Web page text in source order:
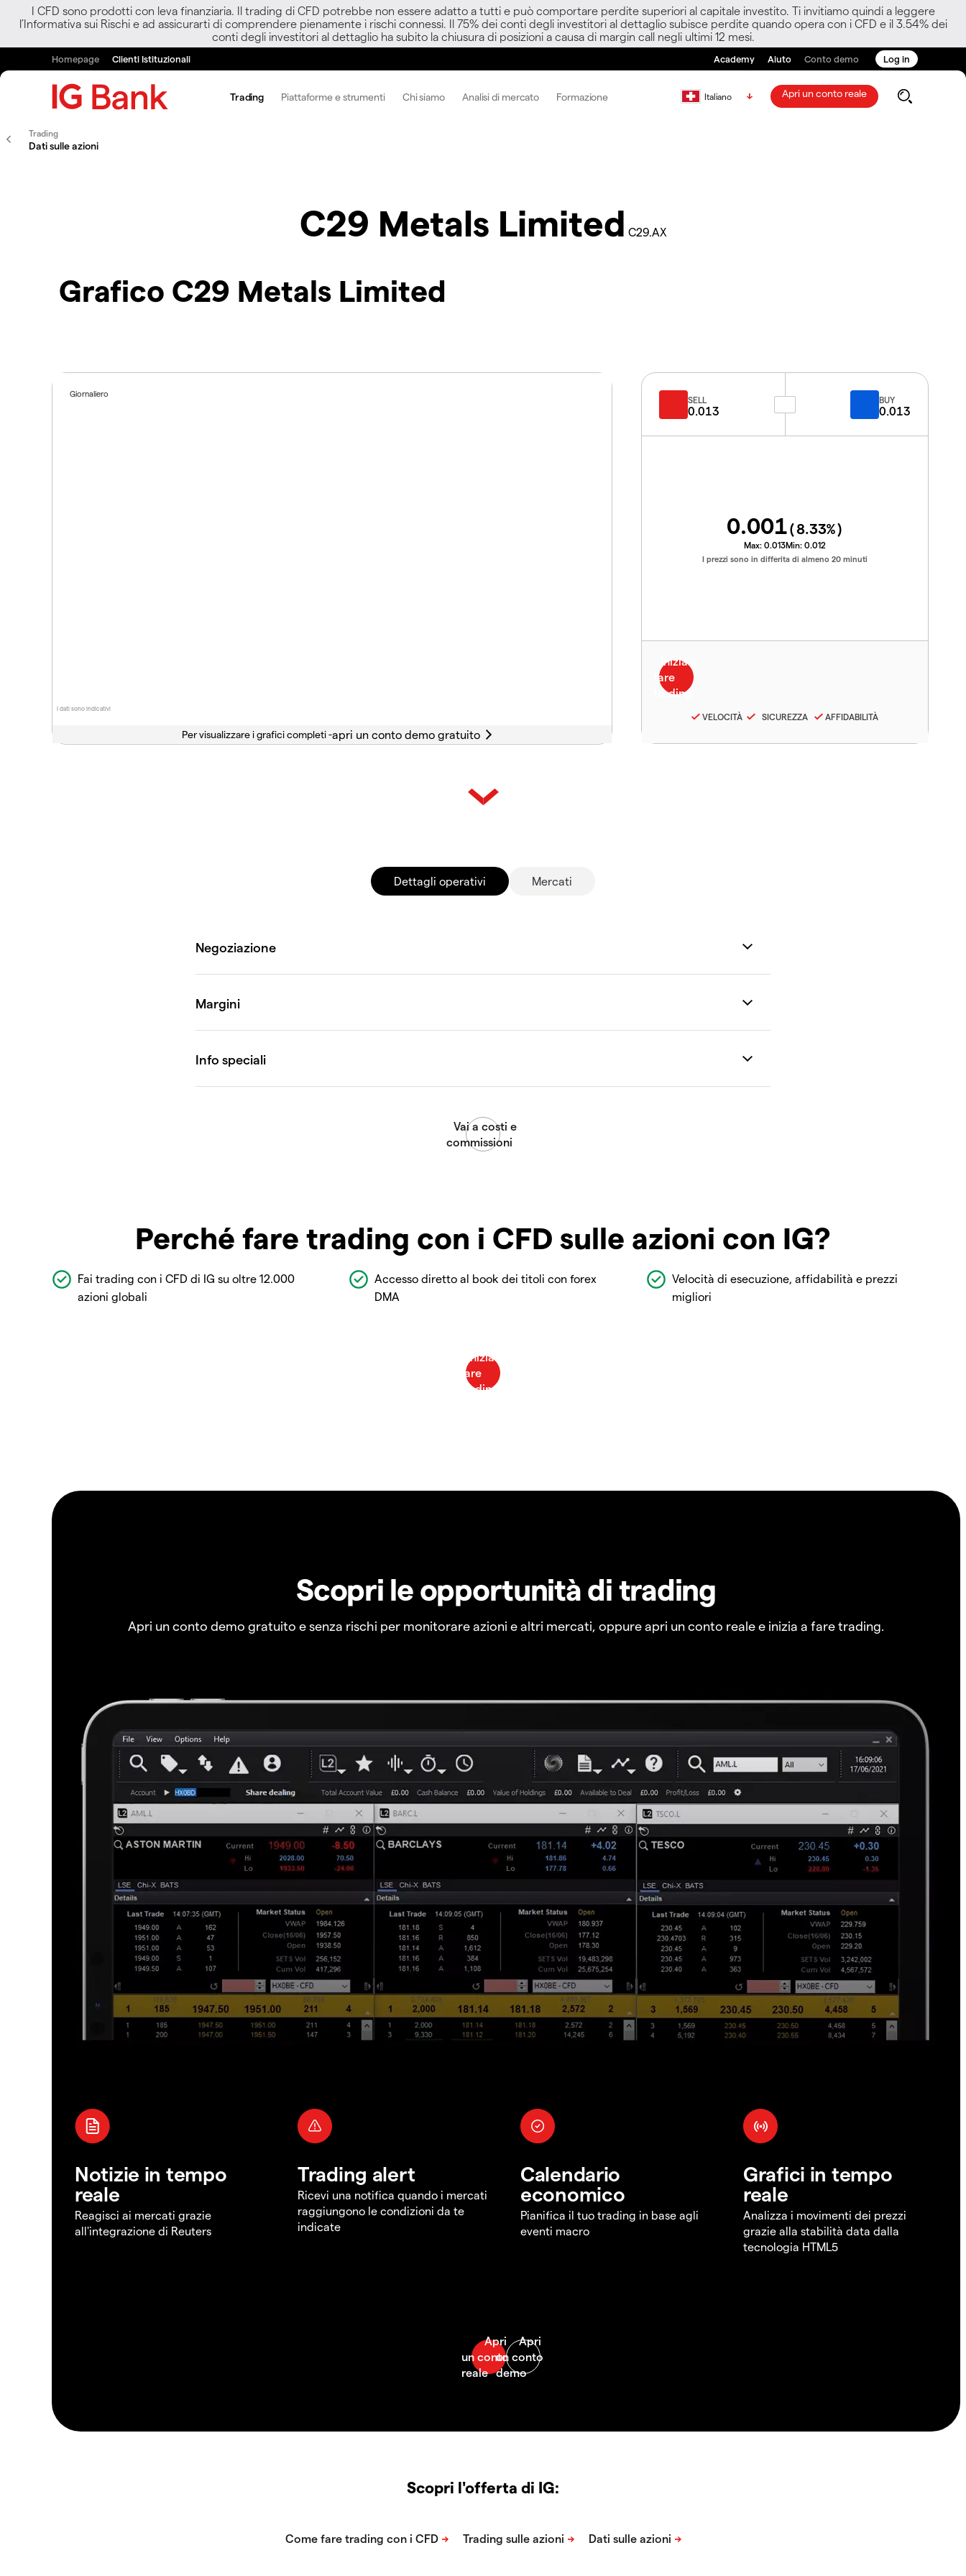
I CFD sono prodotti con leva finanziaria. Il trading di CFD potrebbe non essere adatto a tutti e può comportare perdite superiori al capitale investito. Ti invitiamo quindi a leggere
l’Informativa sui Rischi e ad assicurarti di comprendere pienamente i rischi connessi. Il 75% dei conti degli investitori al dettaglio subisce perdite quando opera con i CFD e il 3.54% dei
conti degli investitori al dettaglio ha subito la chiusura di posizioni a causa di margin call negli ultimi 12 mesi.
Homepage Clienti Istituzionali Academy Aiuto Conto demo Log in
Trading Piattaforme e strumenti Chi siamo Analisi di mercato Formazione Italiano Apri un conto reale
Trading
Dati sulle azioni
C29 Metals Limited C29.AX
Grafico C29 Metals Limited
I dati sono indicativi
Giornaliero
Per visualizzare i grafici completi -
SELL
0.013
BUY
0.013
0.001(8.33%)
Max: 0.013Min: 0.012
I prezzi sono in differita di almeno 20 minuti
VELOCITÀ SICUREZZA AFFIDABILITÀ
Dettagli operativi Mercati
Perché fare trading con i CFD sulle azioni con IG?
Fai trading con i CFD di IG su oltre 12.000
azioni globali
Accesso diretto al book dei titoli con forex
DMA
Velocità di esecuzione, affidabilità e prezzi
migliori
Scopri le opportunità di trading
Apri un conto demo gratuito e senza rischi per monitorare azioni e altri mercati, oppure apri un conto reale e inizia a fare trading.
Notizie in tempo
reale
Reagisci ai mercati grazie
all'integrazione di Reuters
Trading alert
Ricevi una notifica quando i mercati
raggiungono le condizioni da te
indicate
Calendario
economico
Pianifica il tuo trading in base agli
eventi macro
Grafici in tempo
reale
Analizza i movimenti dei prezzi
grazie alla stabilità data dalla
tecnologia HTML5
Scopri l'offerta di IG: